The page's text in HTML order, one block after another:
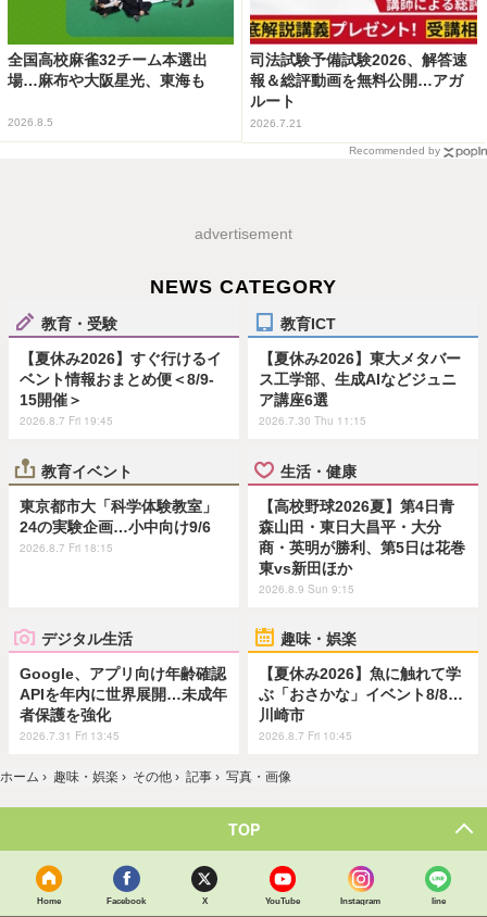
全国高校麻雀32チーム本選出
場…麻布や大阪星光、東海も
2026.8.5
司法試験予備試験2026、解答速
報＆総評動画を無料公開…アガ
ルート
2026.7.21
Recommended by
advertisement
NEWS CATEGORY
教育・受験
【夏休み2026】すぐ行けるイ
ベント情報おまとめ便＜8/9-
15開催＞
2026.8.7 Fri 19:45
教育ICT
【夏休み2026】東大メタバー
ス工学部、生成AIなどジュニ
ア講座6選
2026.7.30 Thu 11:15
教育イベント
東京都市大「科学体験教室」
24の実験企画…小中向け9/6
2026.8.7 Fri 18:15
生活・健康
【高校野球2026夏】第4日青
森山田・東日大昌平・大分
商・英明が勝利、第5日は花巻
東vs新田ほか
2026.8.9 Sun 9:15
デジタル生活
Google、アプリ向け年齢確認
APIを年内に世界展開…未成年
者保護を強化
2026.7.31 Fri 13:45
趣味・娯楽
【夏休み2026】魚に触れて学
ぶ「おさかな」イベント8/8…
川崎市
2026.8.7 Fri 10:45
ホーム › 趣味・娯楽 › その他 › 記事 › 写真・画像
TOP
Home Facebook X YouTube Instagram line